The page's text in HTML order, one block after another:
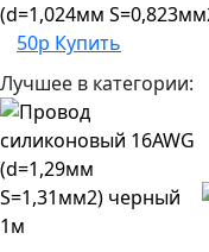
(d=1,024мм
50р Купить
Лучшее в категории: